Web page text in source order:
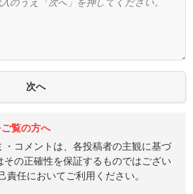
覧の方へ
・コメントは、各投稿者の主観に基づ
その正確性を保証するものではござい
責任においてご利用ください。